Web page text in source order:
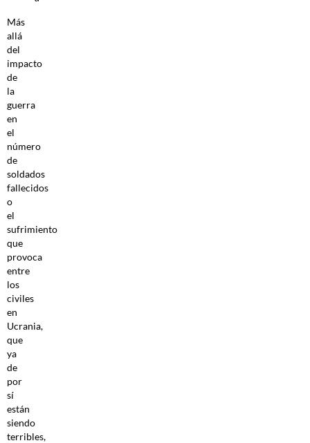
Más
allá
del
impacto
de
la
guerra
en
el
número
de
soldados
fallecidos
o
el
sufrimiento
que
provoca
entre
los
civiles
en
Ucrania,
que
ya
de
por
sí
están
siendo
terribles,